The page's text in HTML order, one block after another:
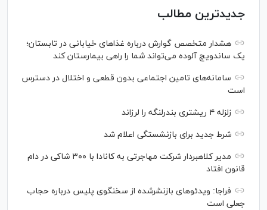
جدیدترین مطالب
هشدار متخصص گوارش درباره غذا‌های خیابانی در تابستان؛
یک ساندویچ آلوده می‌تواند شما را راهی بیمارستان کند
سامانه‌های تامین اجتماعی بدون قطعی و اختلال در دسترس
است
زلزله ۴ ریشتری بندرلنگه را لرزاند
شرط جدید برای بازنشستگی اعلام شد
مدیر کلاهبردار شرکت مهاجرتی به کانادا با ۳۰۰ شاکی در دام
قانون افتاد
فراجا: ویدئو‌های بازنشرشده از سخنگوی پلیس درباره حجاب
جعلی است